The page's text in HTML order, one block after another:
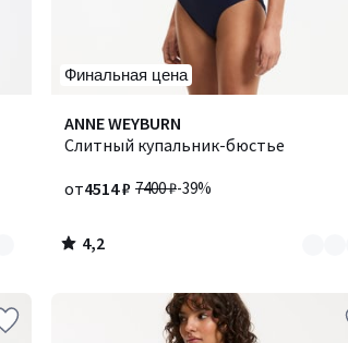
Финальная цена
ANNE WEYBURN
Слитный купальник-бюстье
7400 ₽-39%
от4514 ₽
4,2
/ 5
Количество
цветов:
4,2
/